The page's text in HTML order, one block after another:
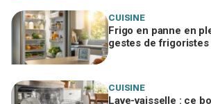
CUISINE
Frigo en panne en
gestes de frigoristes
CUISINE
Lave-vaisselle : ce